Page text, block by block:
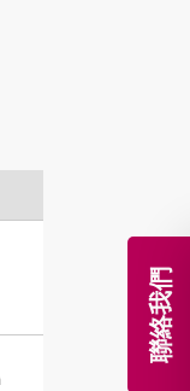
聯絡我們